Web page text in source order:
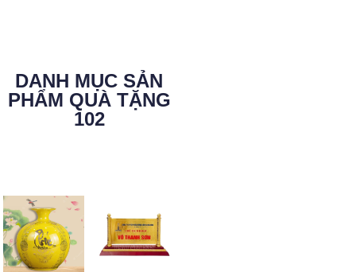
DANH MỤC SẢN
PHẨM QUÀ TẶNG
102